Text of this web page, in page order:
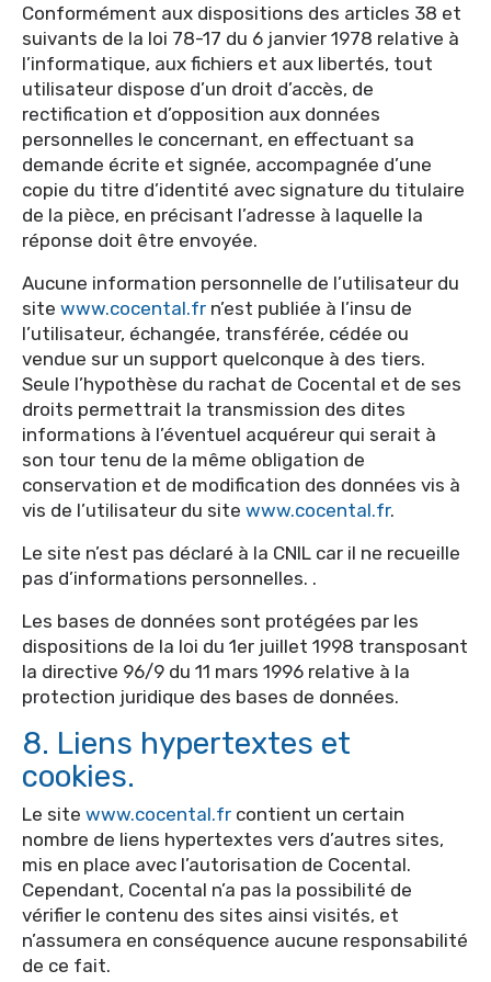
Conformément aux dispositions des articles 38 et
suivants de la loi 78-17 du 6 janvier 1978 relative à
l’informatique, aux fichiers et aux libertés, tout
utilisateur dispose d’un droit d’accès, de
rectification et d’opposition aux données
personnelles le concernant, en effectuant sa
demande écrite et signée, accompagnée d’une
copie du titre d’identité avec signature du titulaire
de la pièce, en précisant l’adresse à laquelle la
réponse doit être envoyée.
Aucune information personnelle de l’utilisateur du
site www.cocental.fr n’est publiée à l’insu de
l’utilisateur, échangée, transférée, cédée ou
vendue sur un support quelconque à des tiers.
Seule l’hypothèse du rachat de Cocental et de ses
droits permettrait la transmission des dites
informations à l’éventuel acquéreur qui serait à
son tour tenu de la même obligation de
conservation et de modification des données vis à
vis de l’utilisateur du site www.cocental.fr.
Le site n’est pas déclaré à la CNIL car il ne recueille
pas d’informations personnelles. .
Les bases de données sont protégées par les
dispositions de la loi du 1er juillet 1998 transposant
la directive 96/9 du 11 mars 1996 relative à la
protection juridique des bases de données.
8. Liens hypertextes et
cookies.
Le site www.cocental.fr contient un certain
nombre de liens hypertextes vers d’autres sites,
mis en place avec l’autorisation de Cocental.
Cependant, Cocental n’a pas la possibilité de
vérifier le contenu des sites ainsi visités, et
n’assumera en conséquence aucune responsabilité
de ce fait.